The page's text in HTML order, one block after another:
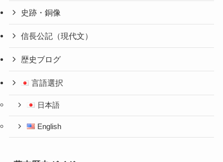
史跡・銅像
信長公記（現代文）
歴史ブログ
言語選択
日本語
English